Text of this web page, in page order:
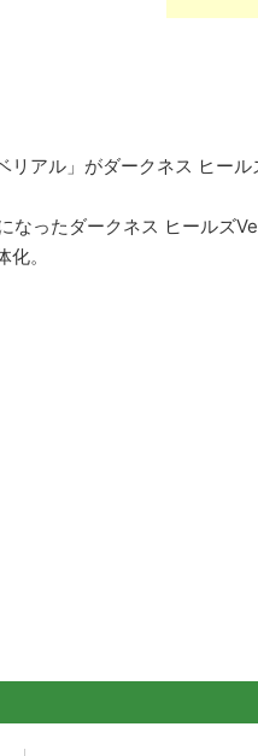
アル」がダークネス ヒー
なったダークネス ヒールズ
。